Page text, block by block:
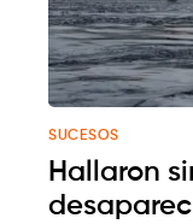
SUCESOS
Hallaron